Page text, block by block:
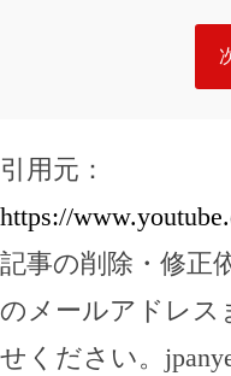
引用元：
https://
記事の削除・修正
のメールアドレス
せください。